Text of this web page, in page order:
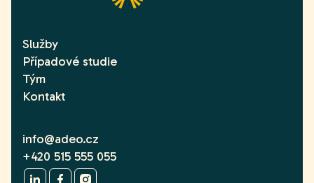
Služby
Případové studie
Tým
Kontakt
info@adeo.cz
+420 515 555 055